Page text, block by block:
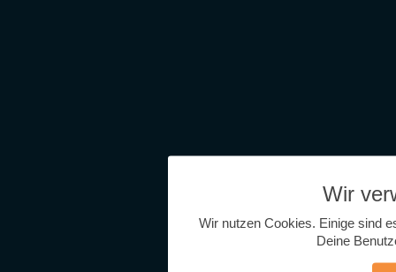
Wir
Wir nutzen Cookies. Einige sind
Deine